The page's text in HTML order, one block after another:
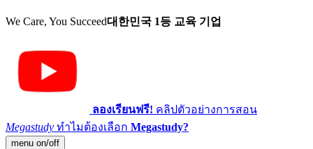
We Care, You Succeed대한민국 1등 교육 기업
ลองเรียนฟรี! คลิปตัวอย่างการสอน
Megastudy ทำไมต้องเลือก Megastudy?
menu on/off